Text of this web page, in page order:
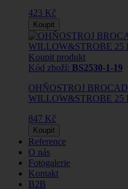
423 Kč
Koupit
Koupit produkt
Kód zboží: BS2530-1-19
OHŇOSTROJ
WILLOW&STROBE 25
847 Kč
Koupit
Reference
O nás
Fotogalerie
Kontakt
B2B